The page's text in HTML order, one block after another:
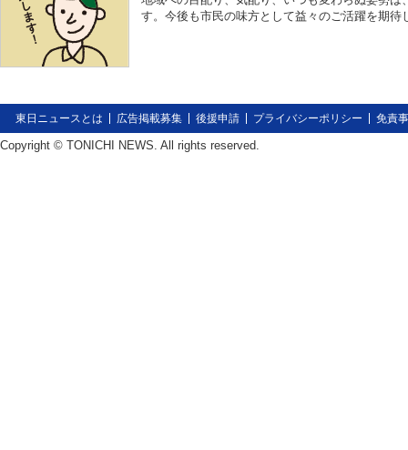
す。今後も市民の味方として益々のご活躍を期待
東日ニュースとは 広告掲載募集 後援申請 プライバシーポリシー 免責
Copyright © TONICHI NEWS. All rights reserved.